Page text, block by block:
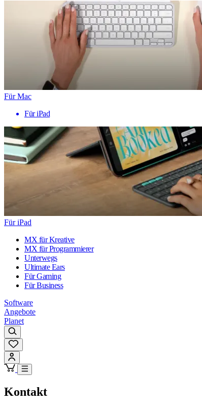
Für Mac
Für iPad
Für iPad
MX für Kreative
MX für Programmierer
Unterwegs
Ultimate Ears
Für Gaming
Für Business
Software
Angebote
Planet
Kontakt